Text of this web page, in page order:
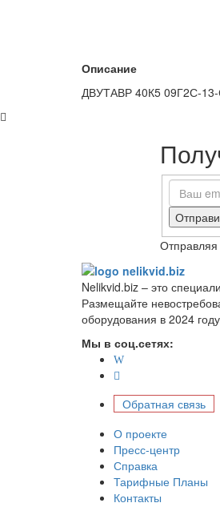
Описание
ДВУТАВР 40К5 09Г2С-
Nelikvid.biz – это
Размещайте
оборудования в 2024
Мы в соц.сетях:
Обратная связь
О проекте
Пресс-центр
Справка
Тарифные Планы
Контакты